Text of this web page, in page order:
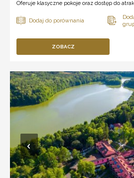
Oferuje klasyczne pokoje oraz dostęp do
ZOBACZ